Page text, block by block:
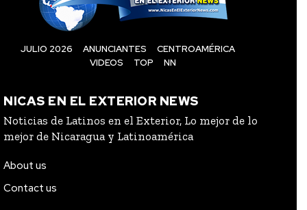
JULIO 2026 ANUNCIANTES
CENTROAMÉRICA
VIDEOS
TOP NN
NICAS EN EL EXTERIOR NEWS
Noticias de Latinos en el Exterior, Lo mejor de lo
mejor de Nicaragua y Latinoamérica
About us
Contact us